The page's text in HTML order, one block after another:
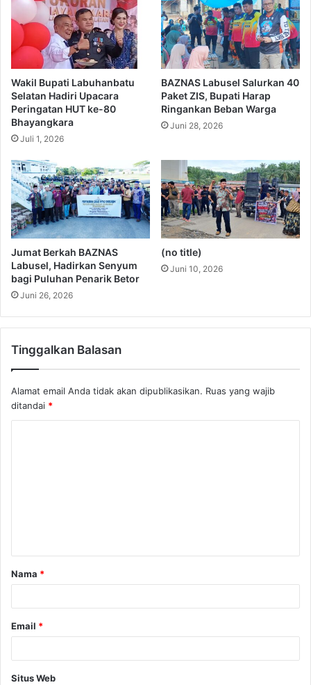
Wakil Bupati Labuhanbatu
Selatan Hadiri Upacara
Peringatan HUT ke-80
Bhayangkara
Juli 1, 2026
BAZNAS Labusel Salurkan 40
Paket ZIS, Bupati Harap
Ringankan Beban Warga
Juni 28, 2026
Jumat Berkah BAZNAS
Labusel, Hadirkan Senyum
bagi Puluhan Penarik Betor
Juni 26, 2026
(no title)
Juni 10, 2026
Tinggalkan Balasan
Alamat email Anda tidak akan dipublikasikan. Ruas yang wajib
ditandai *
a
r
Nama *
Email *
Situs Web